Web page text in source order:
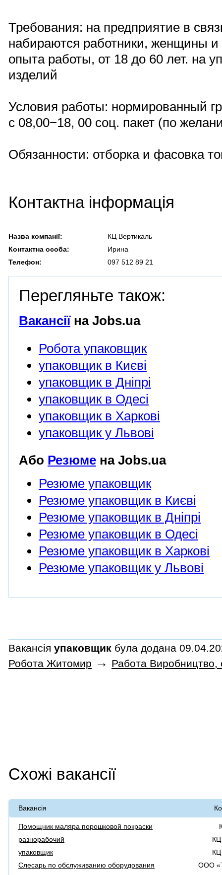
Требования: на предприятие в
набираются работники, женщины
опыта работы, от 18 до 60 лет. на
изделий
Условия работы: нормированный
с 08,00−18, 00 соц. пакет (по
Обязанности: отборка и фасовка
Контактна інформація
Назва компанії:
КЦ Вертикаль
Контактна особа:
Ирина
Телефон:
097 512 89 21
Перегляньте також:
Вакансіїна Jobs.ua
Робота упаковщик
упаковщик в Києві
упаковщик в Дніпрі
упаковщик в Одесі
упаковщик в Харкові
упаковщик у Львові
Або Резюме на Jobs.ua
Резюме упаковщик
Резюме упаковщик в Києві
Резюме упаковщик в Дніпрі
Резюме упаковщик в Одесі
Резюме упаковщик в Харкові
Резюме упаковщик у Львові
Вакансія упаковщик була додана
Робота Житомир → Работа
Схожі вакансії
Вакансія
Помощник маляра порошковой покраски
разнорабочий
КЦ
упаковщик
КЦ
Слесарь по обслуживанию оборудования
ООО